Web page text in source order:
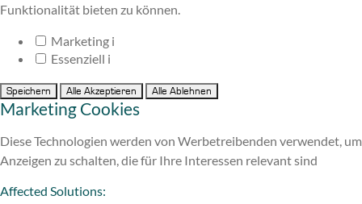
Funktionalität bieten zu können.
Marketing i
Essenziell i
Speichern Alle Akzeptieren Alle Ablehnen
Marketing Cookies
Diese Technologien werden von Werbetreibenden verwendet, um
Anzeigen zu schalten, die für Ihre Interessen relevant sind
Affected Solutions: